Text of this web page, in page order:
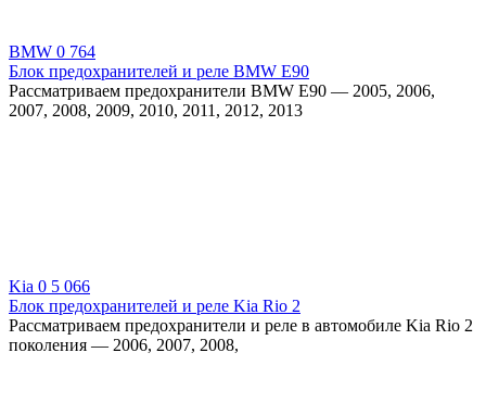
BMW 0 764
Блок предохранителей и реле BMW E90
Рассматриваем предохранители BMW E90 — 2005, 2006,
2007, 2008, 2009, 2010, 2011, 2012, 2013
Kia 0 5 066
Блок предохранителей и реле Kia Rio 2
Рассматриваем предохранители и реле в автомобиле Kia Rio 2
поколения — 2006, 2007, 2008,